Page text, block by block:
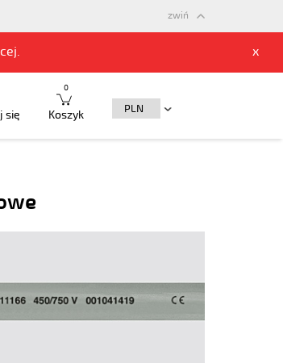
x
zwiń
się Koszyk
0